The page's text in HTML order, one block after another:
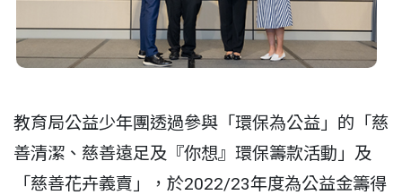
教育局公益少年團透過參與「環保為公益」的「慈
善清潔、慈善遠足及『你想』環保籌款活動」及
「慈善花卉義賣」，於2022/23年度為公益金籌得